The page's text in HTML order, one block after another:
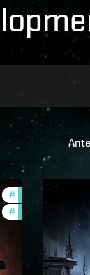
#development-
#eve-evolved